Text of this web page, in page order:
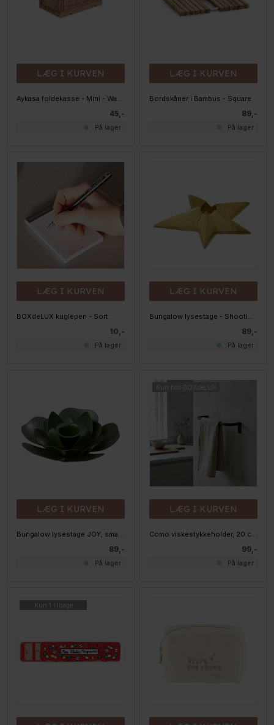
LÆG I KURVEN
Aykasa foldekasse - Mini - Warm Taupe
45,-
På lager
LÆG I KURVEN
Bordskåner i Bambus - Square
89,-
På lager
LÆG I KURVEN
BOXdeLUX kuglepen - Sort
10,-
På lager
LÆG I KURVEN
Bungalow lysestage - Shooting star small, guld
89,-
På lager
LÆG I KURVEN
Bungalow lysestage JOY, small - IVYGRØN
89,-
På lager
Kun hos BOXdeLUX
LÆG I KURVEN
Como viskestykkeholder, 20 cm, sort
99,-
På lager
Kun 1 tilbage